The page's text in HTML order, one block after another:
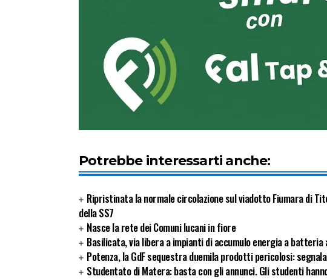
Potrebbe interessarti anche:
Ripristinata la normale circolazione sul viadotto Fiumara di
della SS7
Nasce la rete dei Comuni lucani in fiore
Basilicata, via libera a impianti di accumulo energia a batteria
Potenza, la GdF sequestra duemila prodotti pericolosi:
Studentato di Matera: basta con gli annunci. Gli studenti